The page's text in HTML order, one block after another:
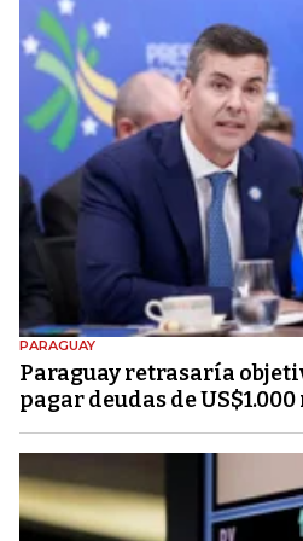
PARAGUAY
Paraguay retrasaría
pagar deudas de